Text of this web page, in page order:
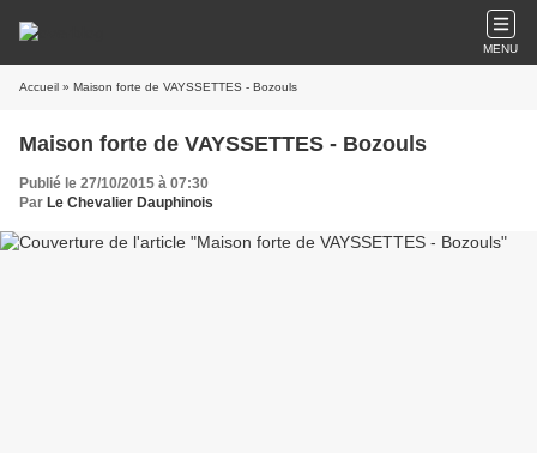
MENU
Accueil » Maison forte de VAYSSETTES - Bozouls
Maison forte de VAYSSETTES - Bozouls
Publié le 27/10/2015 à 07:30
Par Le Chevalier Dauphinois